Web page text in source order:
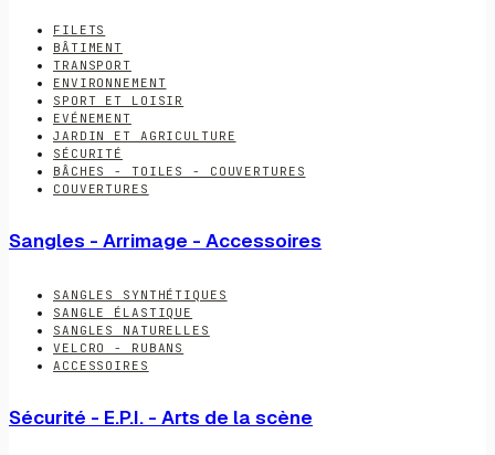
FILETS
BÂTIMENT
TRANSPORT
ENVIRONNEMENT
SPORT ET LOISIR
EVÉNEMENT
JARDIN ET AGRICULTURE
SÉCURITÉ
BÂCHES - TOILES - COUVERTURES
COUVERTURES
Sangles - Arrimage - Accessoires
SANGLES SYNTHÉTIQUES
SANGLE ÉLASTIQUE
SANGLES NATURELLES
VELCRO - RUBANS
ACCESSOIRES
Sécurité - E.P.I. - Arts de la scène